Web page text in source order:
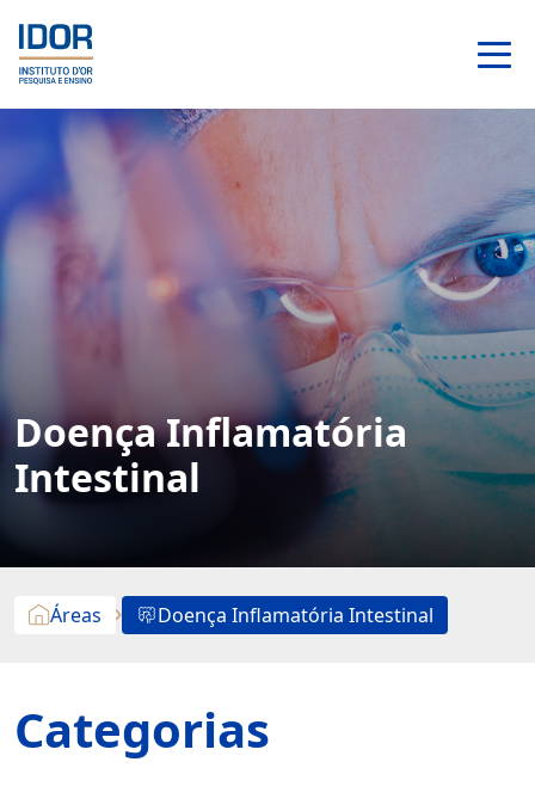
Doença Inflamatória
Intestinal
Áreas Doença Inflamatória Intestinal
Categorias